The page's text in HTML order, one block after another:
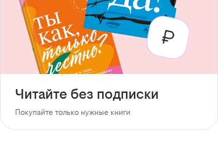
Читайте без подписки
Покупайте только нужные книги